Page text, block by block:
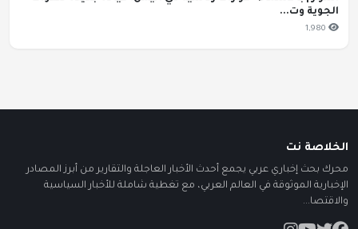
الجوية وت...
1,980
الخلاصة نت
محرك بحث إخباري عربي يجمع أحدث الأخبار العاجلة والتقارير من أبرز المصادر
الإخبارية الموثوقة في العالم العربي، مع تغطية شاملة للأخبار السياسية
والاقتصا...